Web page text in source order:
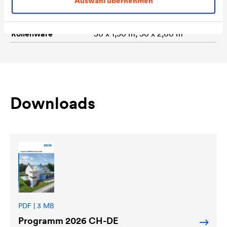
Gewicht
ca. 120 g/m²
Rollenware
50 x 1,50 m, 50 x 2,00 m
Downloads
PDF | 3 MB
Programm 2026 CH-DE